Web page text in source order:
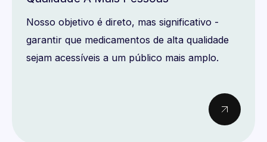
Nosso objetivo é direto, mas significativo -
garantir que medicamentos de alta qualidade
sejam acessíveis a um público mais amplo.